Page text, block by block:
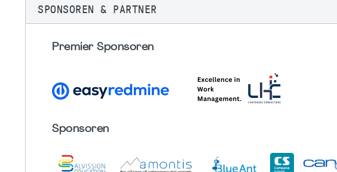
SPONSOREN & PARTNER
Premier Sponsoren
Sponsoren